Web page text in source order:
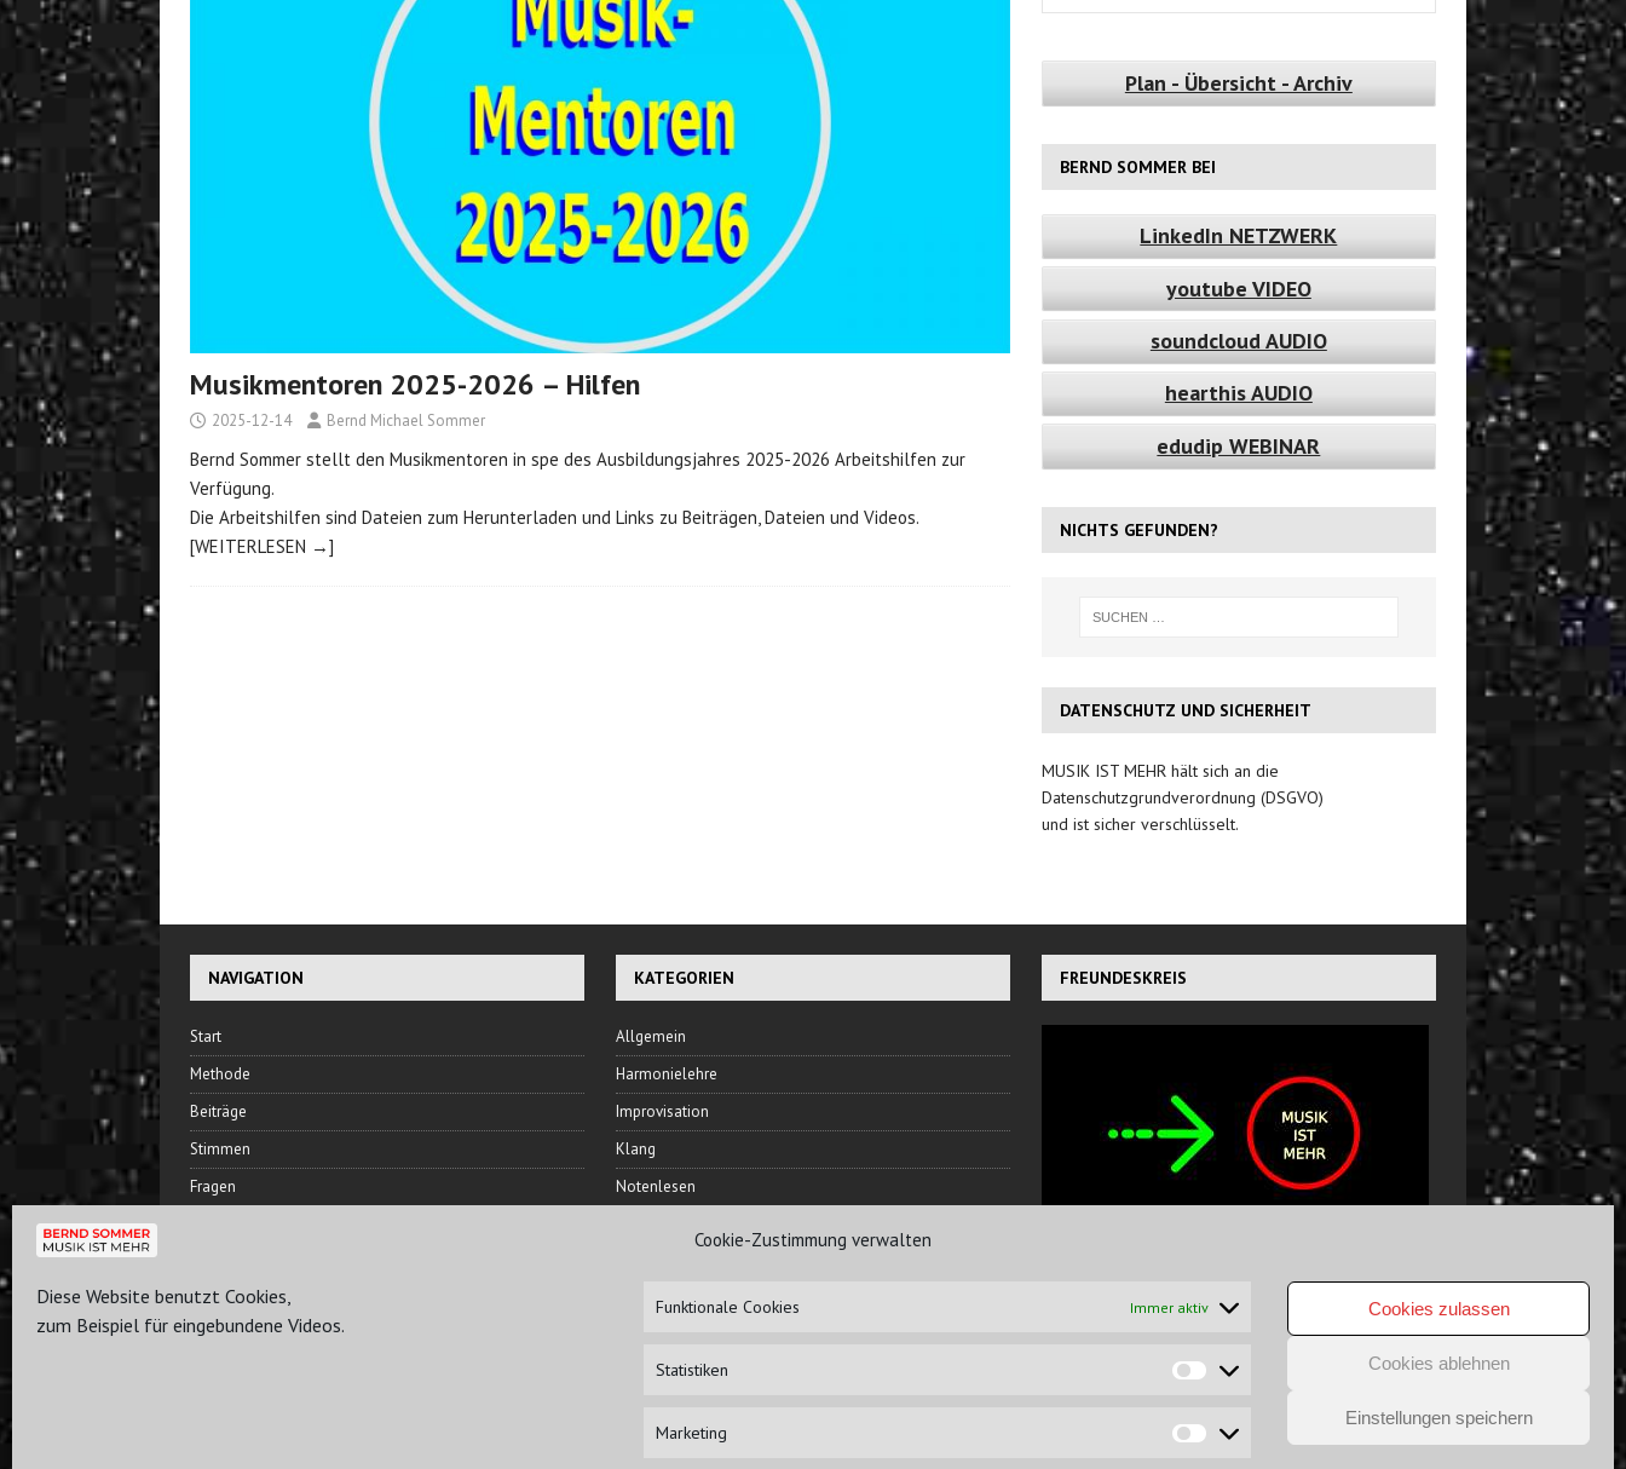
Cookie-Zustimmung verwalten
Diese Website benutzt Cookies,
zum Beispiel für eingebundene Videos.
Funktionale Cookies Immer aktiv
Statistiken
Marketing
Cookies zulassen
Cookies ablehnen
Einstellungen speichern
Musikmentoren 2025-2026 – Hilfen
2025-12-14 Bernd Michael Sommer
Bernd Sommer stellt den Musikmentoren in spe des Ausbildungsjahres 2025-2026 Arbeitshilfen zur
Verfügung.
Die Arbeitshilfen sind Dateien zum Herunterladen und Links zu Beiträgen, Dateien und Videos.
[WEITERLESEN →]
Plan - Übersicht - Archiv
BERND SOMMER BEI
LinkedIn NETZWERK
youtube VIDEO
soundcloud AUDIO
hearthis AUDIO
edudip WEBINAR
NICHTS GEFUNDEN?
DATENSCHUTZ UND SICHERHEIT
MUSIK IST MEHR hält sich an die
Datenschutzgrundverordnung (DSGVO)
und ist sicher verschlüsselt.
NAVIGATION
Start
Methode
Beiträge
Stimmen
Fragen
Freundeskreis
Plan
KATEGORIEN
Allgemein
Harmonielehre
Improvisation
Klang
Notenlesen
Veranstaltungen
FREUNDESKREIS
HAFTUNGSAUSSCHLUSS DATENSCHUTZ COPYRIGHT